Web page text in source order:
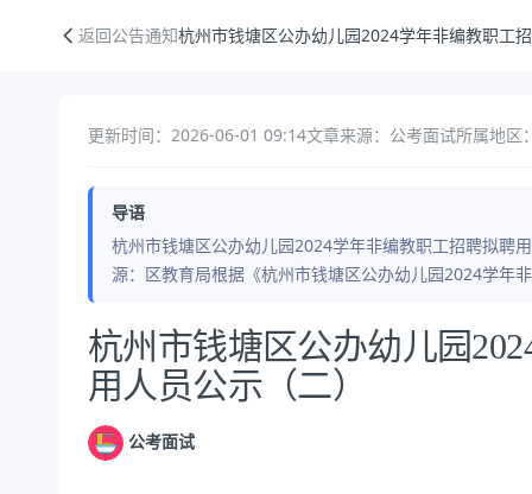
返回公告通知杭州市钱塘区公办幼儿园2024学年非编教职工
更新时间：2026-06-01 09:14文章来源：公考面试所属地区
导语
杭州市钱塘区公办幼儿园2024学年非编教职工招聘拟聘
源：区教育局根据《杭州市钱塘区公办幼儿园2024学年
公告正文
杭州市钱塘区公办幼儿园
用人员公示（二）
公考面试